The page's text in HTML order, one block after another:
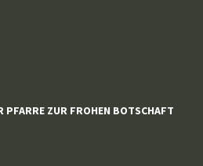
PFARRE ZUR FROHEN BOTSCHAFT